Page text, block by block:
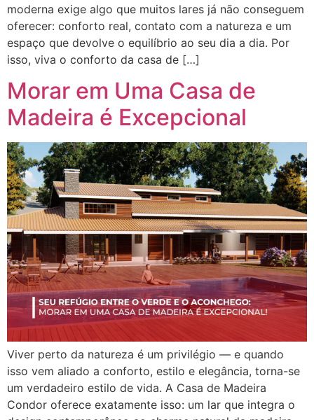
moderna exige algo que muitos lares já não conseguem
oferecer: conforto real, contato com a natureza e um
espaço que devolve o equilíbrio ao seu dia a dia. Por
isso, viva o conforto da casa de […]
Morar em Uma Casa de
Madeira é Excepcional
Viver perto da natureza é um privilégio — e quando
isso vem aliado a conforto, estilo e elegância, torna-se
um verdadeiro estilo de vida. A Casa de Madeira
Condor oferece exatamente isso: um lar que integra o